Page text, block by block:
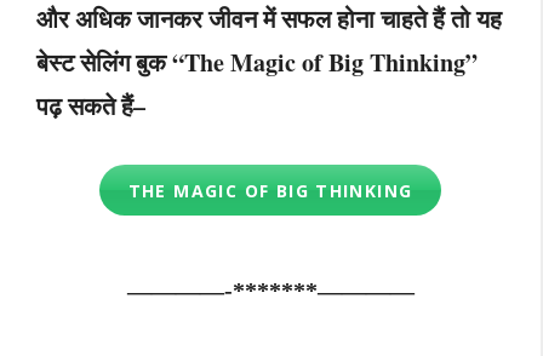
और अधिक जानकर जीवन में सफल होना चाहते हैं तो यह
बेस्ट सेलिंग बुक “The Magic of Big Thinking”
पढ़ सकते हैं–
THE MAGIC OF BIG THINKING
————-*******————